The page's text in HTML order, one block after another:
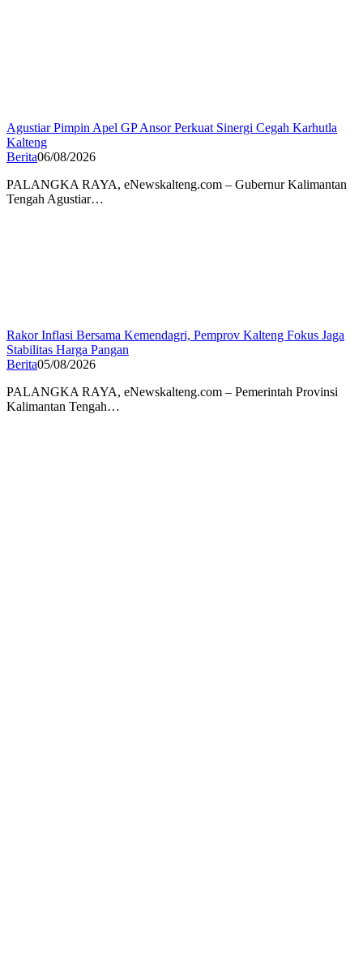
Agustiar Pimpin Apel GP Ansor Perkuat Sinergi Cegah Karhutla
Kalteng
Berita06/08/2026
PALANGKA RAYA, eNewskalteng.com – Gubernur Kalimantan
Tengah Agustiar…
Rakor Inflasi Bersama Kemendagri, Pemprov Kalteng Fokus Jaga
Stabilitas Harga Pangan
Berita05/08/2026
PALANGKA RAYA, eNewskalteng.com – Pemerintah Provinsi
Kalimantan Tengah…